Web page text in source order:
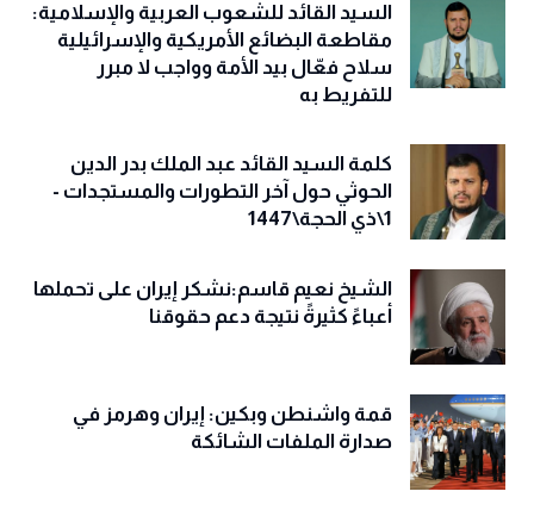
السيد القائد للشعوب العربية والإسلامية:
مقاطعة البضائع الأمريكية والإسرائيلية
سلاح فعّال بيد الأمة وواجب لا مبرر
للتفريط به
كلمة السيد القائد عبد الملك بدر الدين
الحوثي حول آخر التطورات والمستجدات -
1\ذي الحجة\1447
الشيخ نعيم قاسم:نشكر إيران على تحملها
أعباءً كثيرةً نتيجة دعم حقوقنا
قمة واشنطن وبكين: إيران وهرمز في
صدارة الملفات الشائكة